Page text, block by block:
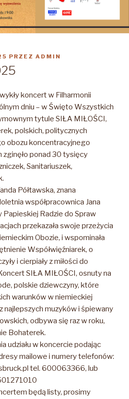
PRZEZ ADMIN
koncert w Filharmonii
dniu – w Święto Wszystkich
tytule SIŁA MIŁOŚCI,
polskich, politycznych
obozu koncentracyjnego
zginęło ponad 30 tysięcy
Sanitariuszek,
Półtawska, znana
współpracownica Jana
Papieskiej Radzie do Spraw
przekazała swoje przeżycia
Obozie, i wspominała
Współwięźniarek, o
i cierpiały z miłości do
SIŁA MIŁOŚCI, osnuty na
polskie dziewczyny, które
warunków w niemieckiej
najlepszych muzyków i śpiewany
odbywa się raz w roku,
Bohaterek.
udziału w koncercie podając
mailowe i numery telefonów:
tel. 600063366, lub
będą listy, prosimy